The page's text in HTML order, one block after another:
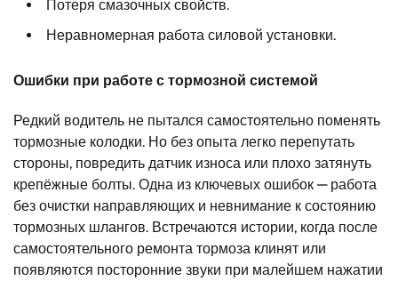
Потеря смазочных свойств.
Неравномерная работа силовой установки.
Ошибки при работе с тормозной системой
Редкий водитель не пытался самостоятельно поменять
тормозные колодки. Но без опыта легко перепутать
стороны, повредить датчик износа или плохо затянуть
крепёжные болты. Одна из ключевых ошибок — работа
без очистки направляющих и невнимание к состоянию
тормозных шлангов. Встречаются истории, когда после
самостоятельного ремонта тормоза клинят или
появляются посторонние звуки при малейшем нажатии